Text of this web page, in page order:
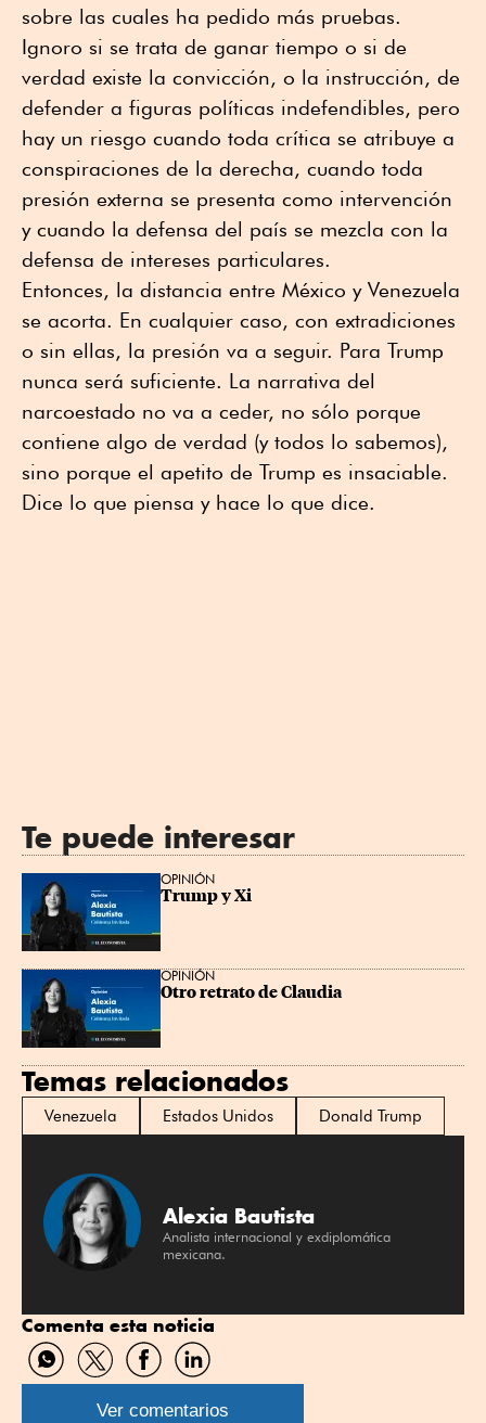
sobre las cuales ha pedido más pruebas.
Ignoro si se trata de ganar tiempo o si de
verdad existe la convicción, o la instrucción, de
defender a figuras políticas indefendibles, pero
hay un riesgo cuando toda crítica se atribuye a
conspiraciones de la derecha, cuando toda
presión externa se presenta como intervención
y cuando la defensa del país se mezcla con la
defensa de intereses particulares.
Entonces, la distancia entre México y Venezuela
se acorta. En cualquier caso, con extradiciones
o sin ellas, la presión va a seguir. Para Trump
nunca será suficiente. La narrativa del
narcoestado no va a ceder, no sólo porque
contiene algo de verdad (y todos lo sabemos),
sino porque el apetito de Trump es insaciable.
Dice lo que piensa y hace lo que dice.
Te puede interesar
OPINIÓN
Trump y Xi
OPINIÓN
Otro retrato de Claudia
Temas relacionados
Venezuela Estados Unidos Donald Trump
Alexia Bautista
Analista internacional y exdiplomática
mexicana.
Comenta esta noticia
Compartir
por
WhatsApp
Compartir
por
Twitter
Compartir
por
Facebook
Compartir
por
Linkedin
Ver comentarios